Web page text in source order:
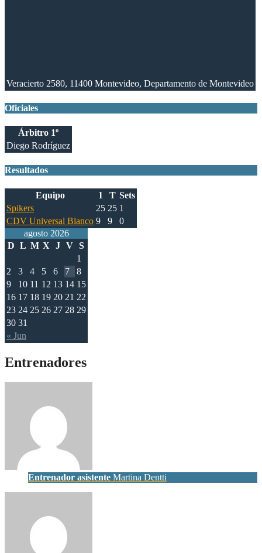
Veracierto 2580, 11400 Montevideo, Departamento de Montevideo
Oficiales
Árbitro 1º
Diego Rodríguez
Resultados
Equipo 1 T Sets
Spikers
25 25 1
CDV Universal Blanco 9 9
0
agosto 2026
D L M X J V S
« Jun
1
2
3 4 5 6 7
8
9
10 11 12 13 14 15
16 17 18 19 20 21 22
23 24 25 26 27 28 29
30 31
Entrenadores
Entrenador asistente Martina Dentti